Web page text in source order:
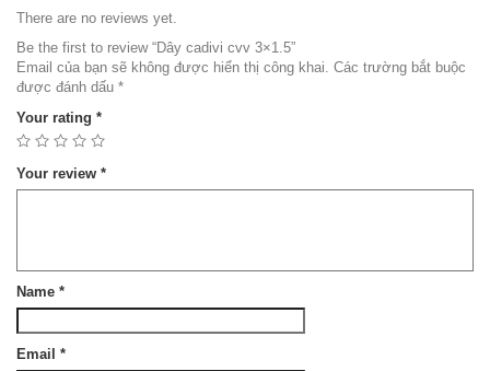
There are no reviews yet.
Be the first to review “Dây cadivi cvv 3×1.5”
Email của bạn sẽ không được hiển thị công khai. Các trường bắt buộc
được đánh dấu *
Your rating *
Your review *
Name *
Email *